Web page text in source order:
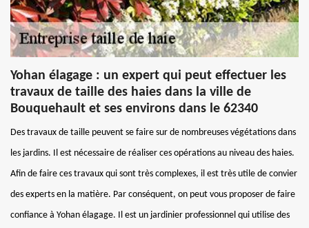
Yohan élagage : un expert qui peut effectuer les
travaux de taille des haies dans la ville de
Bouquehault et ses environs dans le 62340
Des travaux de taille peuvent se faire sur de nombreuses végétations dans
les jardins. Il est nécessaire de réaliser ces opérations au niveau des haies.
Afin de faire ces travaux qui sont très complexes, il est très utile de convier
des experts en la matière. Par conséquent, on peut vous proposer de faire
confiance à Yohan élagage. Il est un jardinier professionnel qui utilise des